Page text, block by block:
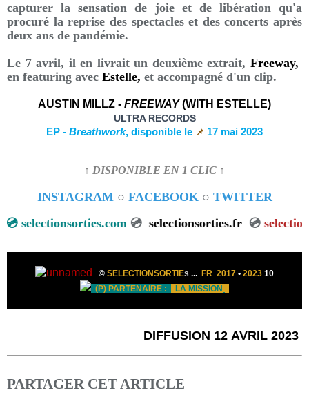
capturer la sensation de joie et de libération qu'a
procuré la reprise des spectacles et des concerts après
deux ans de pandémie.
Le 7 avril, il en livrait un deuxième extrait, Freeway,
en featuring avec Estelle, et accompagné d'un clip.
AUSTIN MILLZ - FREEWAY (WITH ESTELLE)
ULTRA RECORDS
EP - Breathwork, disponible le 📌 17 mai 2023
↑ DISPONIBLE EN 1 CLIC ↑
INSTAGRAM○ FACEBOOK○ TWITTER
💿 selectionsorties.fr💿
© SELECTIONSORTIEs ... FR 2017 • 2023 10
(P) PARTENAIRE :
LA MISSION
DIFFUSION 12 AVRIL 2023
PARTAGER CET ARTICLE